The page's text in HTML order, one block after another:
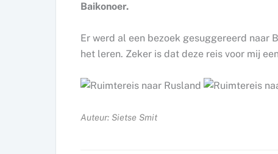
Baikonoer.
Er werd al een bezoek gesuggereerd naar
het leren. Zeker is dat deze reis voor mij
Auteur: Sietse Smit